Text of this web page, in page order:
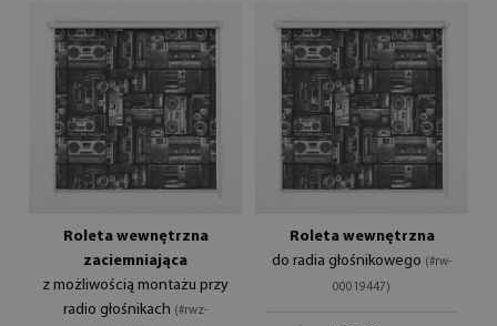
Roleta wewnętrzna
zaciemniająca
z możliwością montażu przy
radio głośnikach (#rwz-
Roleta wewnętrzna
do radia głośnikowego (#rw-
00019447)